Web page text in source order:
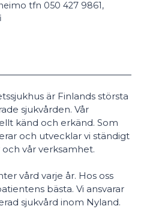
tfn 050 427 9861,
är Finlands största
sjukvården. Vår
känd och erkänd. Som
och utvecklar vi ständigt
vår verksamhet.
vård varje år. Hos oss
bästa. Vi ansvarar
sjukvård inom Nyland.